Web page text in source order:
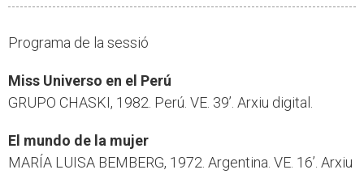
Programa de la sessió
Miss Universo en el Perú
GRUPO CHASKI, 1982. Perú. VE. 39’. Arxiu digital.
El mundo de la mujer
MARÍA LUISA BEMBERG, 1972. Argentina. VE. 16’. Arxiu